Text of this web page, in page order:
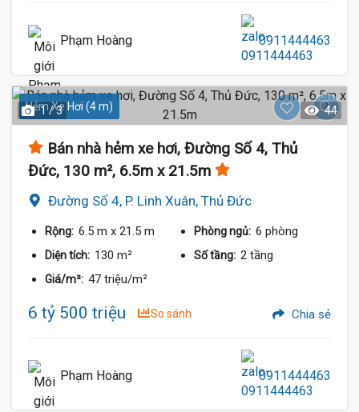
Phạm Hoàng 0911444463
Hẻm Xe Hơi (4 m)
1 / 3 44
Bán nhà hẻm xe hơi, Đường Số 4, Thủ
Đức, 130 m², 6.5m x 21.5m
Đường Số 4, P. Linh Xuân, Thủ Đức
Rộng: 6.5 m x 21.5 m Phòng ngủ: 6 phòng
Diện tích: 130 m² Số tầng: 2 tầng
Giá/m²: 47 triệu/m²
6 tỷ 500 triệu So sánh Chia sẻ
Phạm Hoàng 0911444463